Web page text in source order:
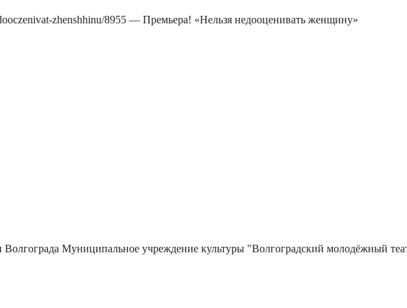
zhenshhinu/8955 — Премьера! «Нельзя недооценивать женщину»
Муниципальное учреждение культуры "Волгоградский молодёжный